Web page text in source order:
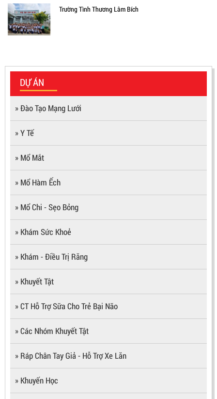
Trường Tình Thương Lâm Bích
DỰ ÁN
» Đào Tạo Mạng Lưới
» Y Tế
» Mổ Mắt
» Mổ Hàm Ếch
» Mổ Chi - Sẹo Bỏng
» Khám Sức Khoẻ
» Khám - Điều Trị Răng
» Khuyết Tật
» CT Hỗ Trợ Sữa Cho Trẻ Bại Não
» Các Nhóm Khuyết Tật
» Ráp Chân Tay Giả - Hỗ Trợ Xe Lăn
» Khuyến Học